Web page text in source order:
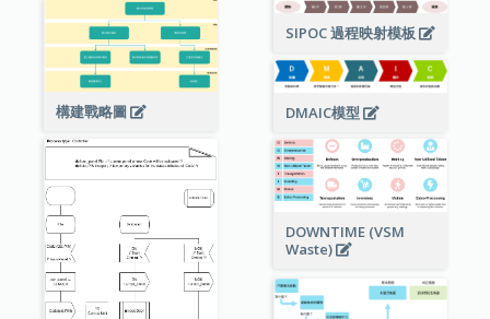
SIPOC 過程映射模板
構建戰略圖 DMAIC模型
DOWNTIME (VSM
Waste)